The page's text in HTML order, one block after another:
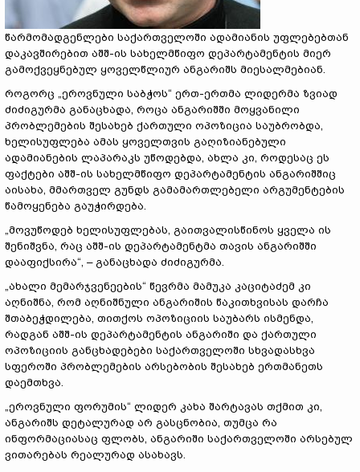
წარმომადგენლები საქართველოში ადამიანის უფლებებთან
დაკავშირებით აშშ-ის სახელმწიფო დეპარტამენტის მიერ
გამოქვეყნებულ ყოველწლიურ ანგარიშს მიესალმებიან.
როგორც „ეროვნული საბჭოს“ ერთ-ერთმა ლიდერმა ზვიად
ძიძიგურმა განაცხადა, როცა ანგარიშში მოყვანილი
პრობლემების შესახებ ქართული ოპოზიცია საუბრობდა,
ხელისუფლება ამას ყოველთვის გაღიზიანებული
ადამიანების ლაპარაკს უწოდებდა, ახლა კი, როდესაც ეს
ფაქტები აშშ-ის სახელმწიფო დეპარტამენტის ანგარიშშიც
აისახა, მმართველ გუნდს გამამართლებელი არგუმენტების
წამოყენება გაუჭირდება.
„მოვუწოდებ ხელისუფლებას, გაითვალისწინოს ყველა ის
შენიშვნა, რაც აშშ-ის დეპარტამენტმა თავის ანგარიშში
დააფიქსირა“, – განაცხადა ძიძიგურმა.
„ახალი მემარჯვენეების“ წევრმა მამუკა კაციტაძემ კი
აღნიშნა, რომ აღნიშნული ანგარიშის წაკითხვისას დარჩა
შთაბეჭდილება, თითქოს ოპოზიციის საუბარს ისმენდა,
რადგან აშშ-ის დეპარტამენტის ანგარიში და ქართული
ოპოზიციის განცხადებები საქართველოში სხვადასხვა
სფეროში პრობლემების არსებობის შესახებ ერთმანეთს
დაემთხვა.
„ეროვნული ფორუმის“ ლიდერ კახა შარტავას თქმით კი,
ანგარიშს დეტალურად არ გასცნობია, თუმცა რა
ინფორმაციასაც ფლობს, ანგარიში საქართველოში არსებულ
ვითარებას რეალურად ასახავს.